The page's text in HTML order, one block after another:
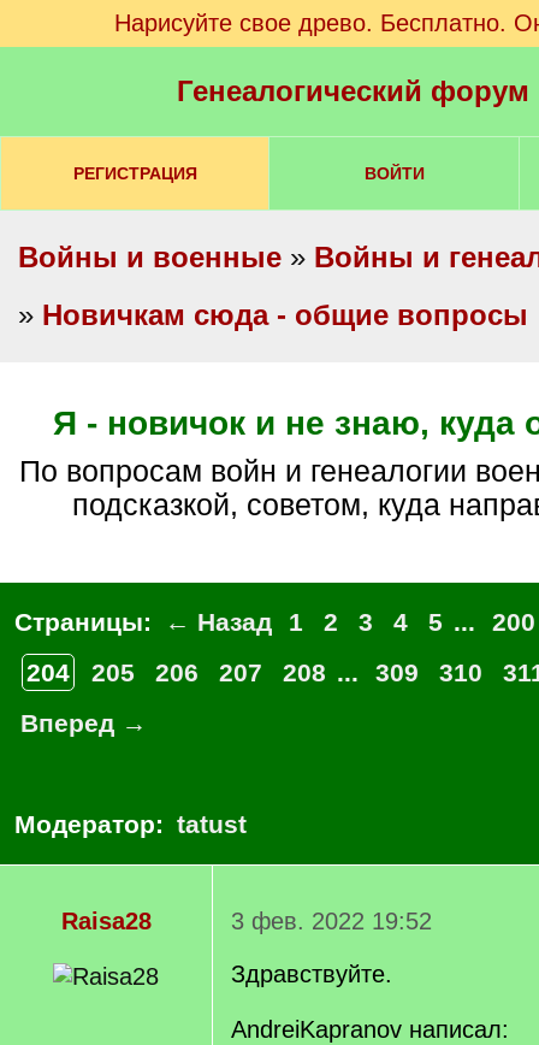
Нарисуйте свое древо. Бесплатно.
Генеалогический
РЕГИСТРАЦИЯ ВОЙТИ
Войны и военные » Войны и
» Новичкам сюда - общие вопросы
Я - новичок и не знаю, куда
по вопросам войн и генеалогии военных - помогите
подсказкой, советом, куда
Страницы: ← Назад 1 2 3 4 5 ...
200
204
205 206 207 208 ... 309 310
Вперед →
Модератор: tatust
Raisa28
3 фев. 2022 19:52
Здравствуйте.
AndreiKapranov написал: